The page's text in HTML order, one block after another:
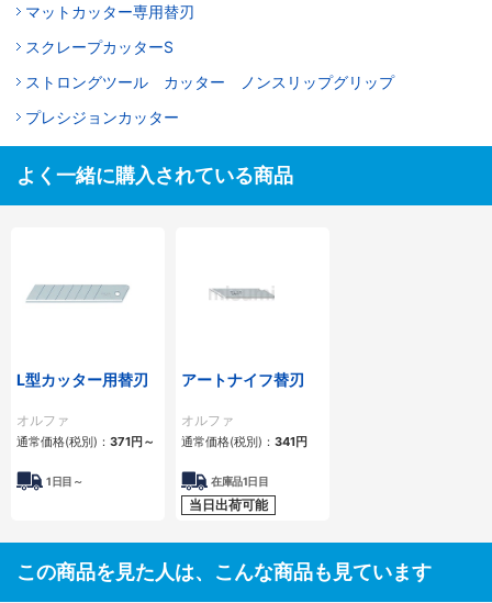
マットカッター専用替刃
スクレープカッターS
ストロングツール カッター ノンスリップグリップ
プレシジョンカッター
よく一緒に購入されている商品
L型カッター用替刃
オルファ
通常価格(税別)： 371円 ～
1日目～
アートナイフ替刃
オルファ
通常価格(税別)： 341円
在庫品1日目
当日出荷可能
この商品を見た人は、こんな商品も見ています